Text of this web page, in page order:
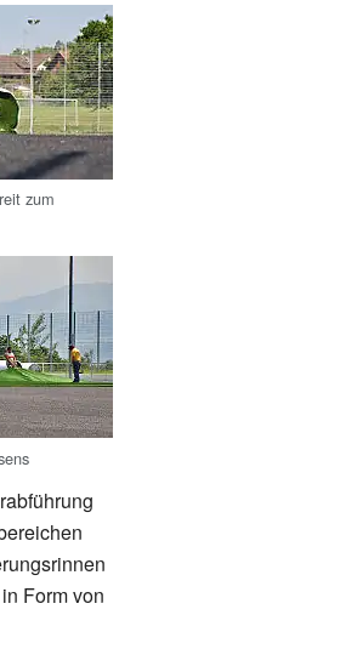
zum
Form von